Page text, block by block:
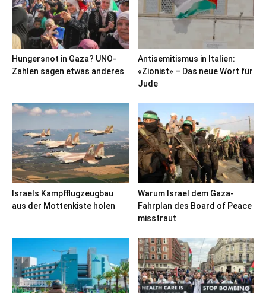
Hungersnot in Gaza? UNO-
Zahlen sagen etwas anderes
Antisemitismus in Italien:
«Zionist» – Das neue Wort für
Jude
Israels Kampfflugzeugbau
aus der Mottenkiste holen
Warum Israel dem Gaza-
Fahrplan des Board of Peace
misstraut